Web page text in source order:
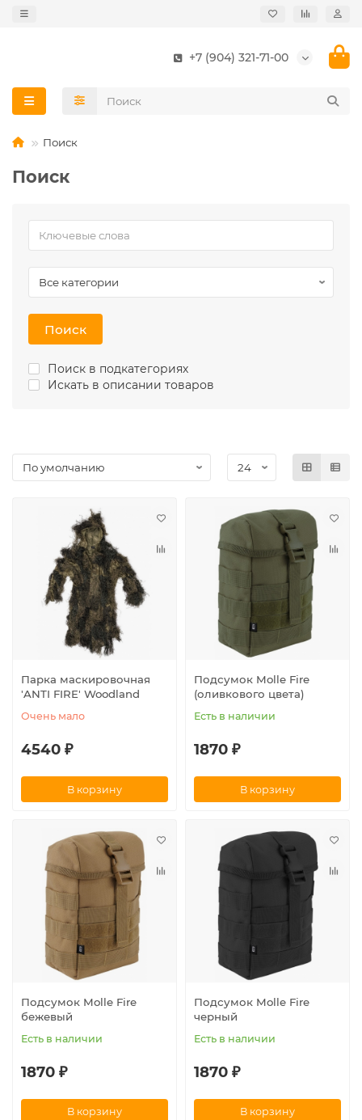
+7 (904) 321-71-00
Поиск
Поиск
Поиск
Поиск в подкатегориях
Искать в описании товаров
Парка маскировочная
′ANTI FIRE′ Woodland
Очень мало
4540 ₽
В корзину
Подсумок Molle Fire
(оливкового цвета)
Есть в наличии
1870 ₽
В корзину
Подсумок Molle Fire
бежевый
Есть в наличии
1870 ₽
В корзину
Подсумок Molle Fire
черный
Есть в наличии
1870 ₽
В корзину